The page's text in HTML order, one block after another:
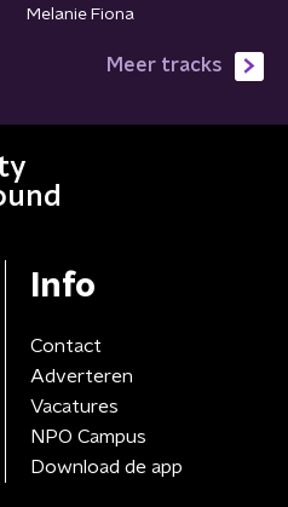
Melanie Fiona
Meer tracks
Info
Contact
Adverteren
Vacatures
NPO Campus
Download de app